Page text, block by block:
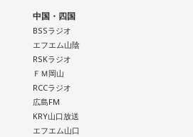
中国・四国
BSSラジオ
エフエム山陰
RSKラジオ
ＦＭ岡山
RCCラジオ
広島FM
KRY山口放送
エフエム山口